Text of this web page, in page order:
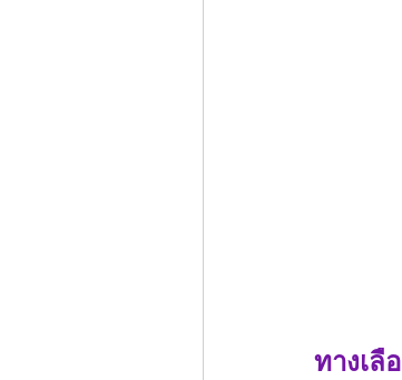
ทางเ